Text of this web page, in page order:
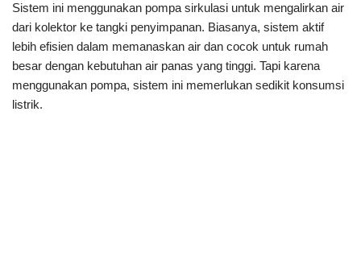
Sistem ini menggunakan pompa sirkulasi untuk mengalirkan air
dari kolektor ke tangki penyimpanan. Biasanya, sistem aktif
lebih efisien dalam memanaskan air dan cocok untuk rumah
besar dengan kebutuhan air panas yang tinggi. Tapi karena
menggunakan pompa, sistem ini memerlukan sedikit konsumsi
listrik.